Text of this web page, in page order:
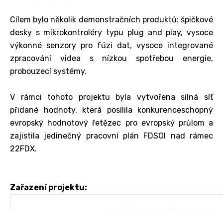
Cílem bylo několik demonstračních produktů: špičkové
desky s mikrokontroléry typu plug and play, vysoce
výkonné senzory pro fúzi dat, vysoce integrované
zpracování videa s nízkou spotřebou energie,
probouzecí systémy.
V rámci tohoto projektu byla vytvořena silná síť
přidané hodnoty, která posílila konkurenceschopný
evropský hodnotový řetězec pro evropský průlom a
zajistila jedinečný pracovní plán FDSOI nad rámec
22FDX.
Zařazení projektu: